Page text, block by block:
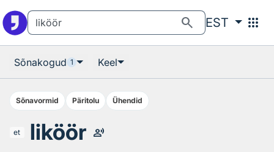
search EST apps
Sõnakogud 1 Keel
Sõnavormid Päritolu Ühendid
et liköör record_voice_over